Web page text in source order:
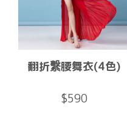
翻折繫腰舞衣(4色)
$590